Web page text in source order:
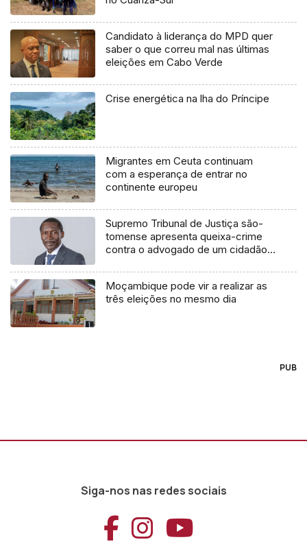
Candidato à liderança do MPD quer
saber o que correu mal nas últimas
eleições em Cabo Verde
Crise energética na lha do Príncipe
Migrantes em Ceuta continuam
com a esperança de entrar no
continente europeu
Supremo Tribunal de Justiça são-
tomense apresenta queixa-crime
contra o advogado de um cidadão
Moçambique pode vir a realizar as
três eleições no mesmo dia
PUB
Siga-nos nas redes sociais
Aceder ao
Aceder ao
Aceder